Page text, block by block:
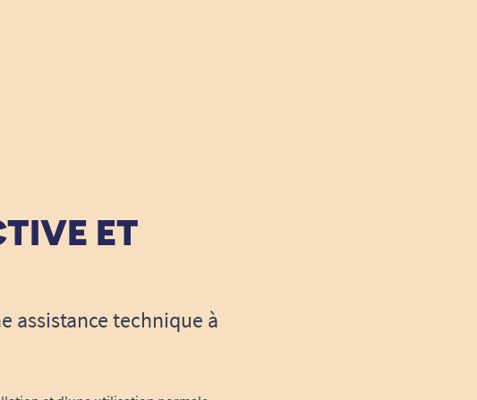
ET
assistance technique à